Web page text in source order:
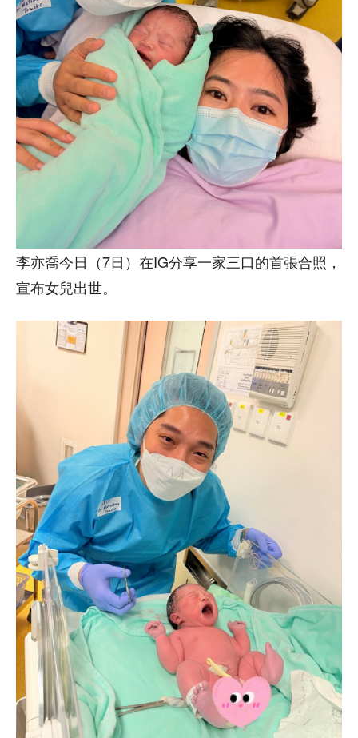
李亦喬今日（7日）在IG分享一家三口的首張合照，
宣布女兒出世。